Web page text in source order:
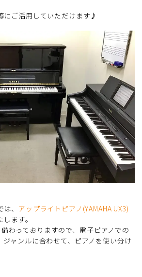
にご活用していただけます♪
、 アップライトピアノ(YAMAHA UX3)
ます。
わっておりますので、電子ピアノでの
ジャンルに合わせて、ピアノを使い分け